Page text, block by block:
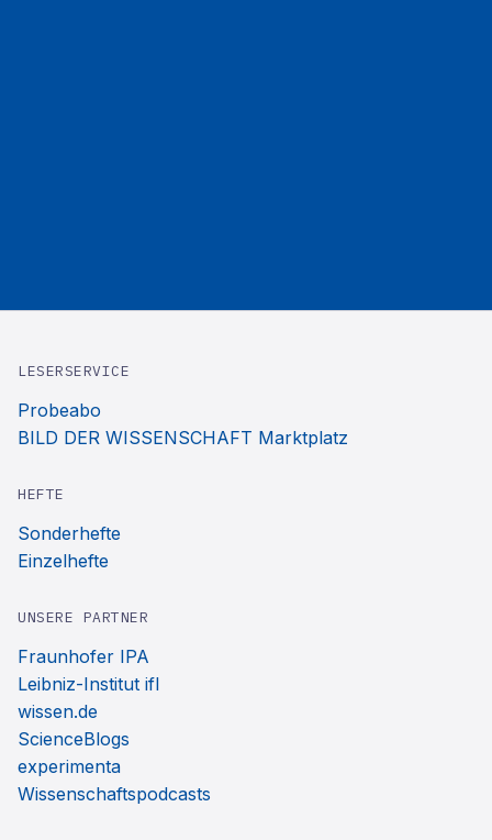
LESERSERVICE
Probeabo
BILD DER WISSENSCHAFT Marktplatz
HEFTE
Sonderhefte
Einzelhefte
UNSERE PARTNER
Fraunhofer IPA
Leibniz-Institut ifl
wissen.de
ScienceBlogs
experimenta
Wissenschaftspodcasts